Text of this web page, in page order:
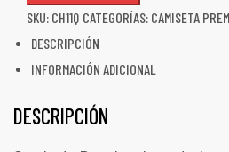
SKU: CH11Q CATEGORÍAS: CAMISETA
DESCRIPCIÓN
INFORMACIÓN ADICIONAL
DESCRIPCIÓN